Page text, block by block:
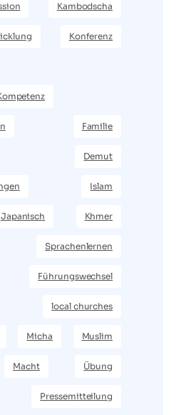
Kambodscha
Konferenz
Familie
Demut
Islam
Japanisch Khmer
Sprachenlernen
Führungswechsel
local churches
Micha Muslim
Macht Übung
Pressemitteilung